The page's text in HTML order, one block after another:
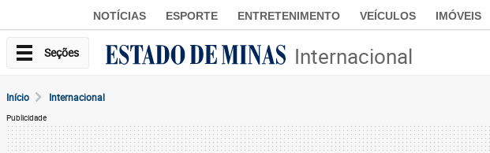
NOTÍCIAS ESPORTE ENTRETENIMENTO VEÍCULOS IMÓVEIS
Seções Internacional
Início Internacional
Publicidade